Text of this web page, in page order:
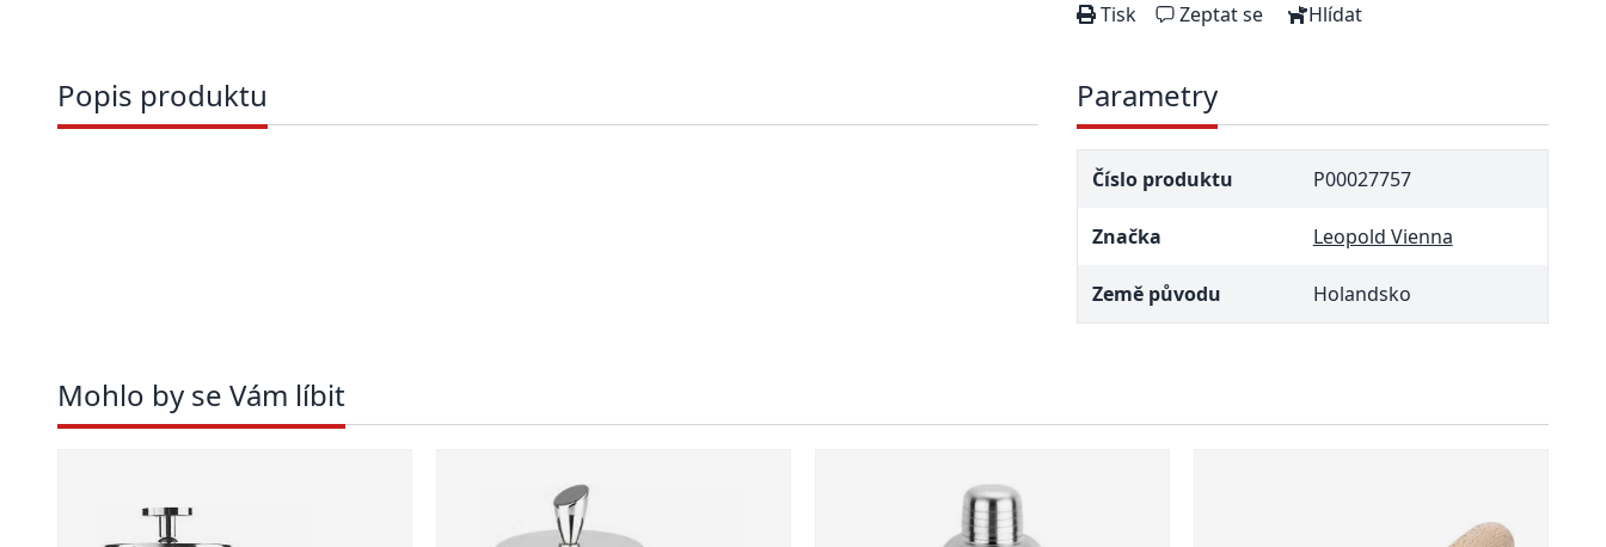
Tisk Zeptat se Hlídat
Popis produktu Parametry
Číslo produktu P00027757
Značka Leopold Vienna
Země původu Holandsko
Mohlo by se Vám líbit